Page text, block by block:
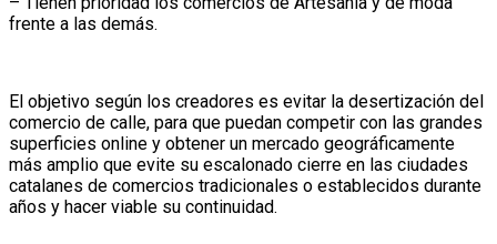
frente a las demás.
El objetivo según los creadores es evitar la desertización del
comercio de calle, para que puedan competir con las grandes
superficies online y obtener un mercado geográficamente
más amplio que evite su escalonado cierre en las ciudades
catalanes de comercios tradicionales o establecidos durante
años y hacer viable su continuidad.